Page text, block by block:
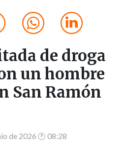
de droga
un hombre
San Ramón
de 2026 🕐 08:28